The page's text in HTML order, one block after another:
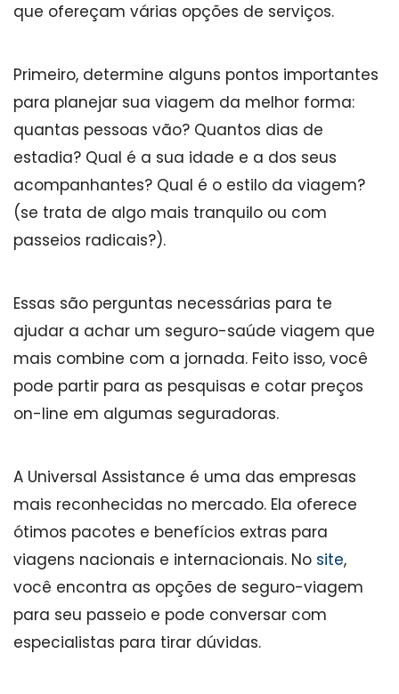
que ofereçam várias opções de serviços.
Primeiro, determine alguns pontos importantes
para planejar sua viagem da melhor forma:
quantas pessoas vão? Quantos dias de
estadia? Qual é a sua idade e a dos seus
acompanhantes? Qual é o estilo da viagem?
(se trata de algo mais tranquilo ou com
passeios radicais?).
Essas são perguntas necessárias para te
ajudar a achar um seguro-saúde viagem que
mais combine com a jornada. Feito isso, você
pode partir para as pesquisas e cotar preços
on-line em algumas seguradoras.
A Universal Assistance é uma das empresas
mais reconhecidas no mercado. Ela oferece
ótimos pacotes e benefícios extras para
viagens nacionais e internacionais. No site,
você encontra as opções de seguro-viagem
para seu passeio e pode conversar com
especialistas para tirar dúvidas.